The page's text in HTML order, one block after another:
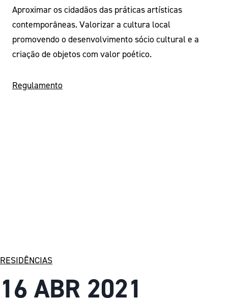
Aproximar os cidadãos das práticas artísticas
contemporâneas. Valorizar a cultura local
promovendo o desenvolvimento sócio cultural e a
criação de objetos com valor poético.
Regulamento
RESIDÊNCIAS
16 ABR 2021